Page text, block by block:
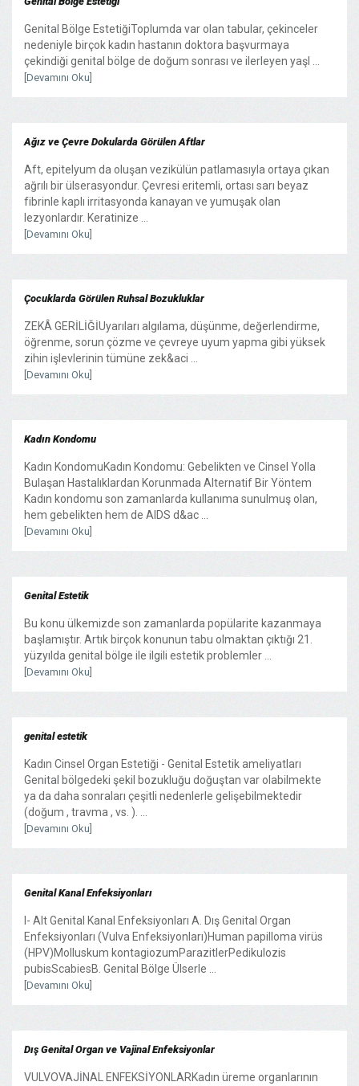
Genital Bölge EstetiğiToplumda var olan tabular, çekinceler
nedeniyle birçok kadın hastanın doktora başvurmaya
çekindiği genital bölge de doğum sonrası ve ilerleyen yaşl ...
[Devamını Oku]
Ağız ve Çevre Dokularda Görülen Aftlar
Aft, epitelyum da oluşan vezikülün patlamasıyla ortaya çıkan
ağrılı bir ülserasyondur. Çevresi eritemli, ortası sarı beyaz
fibrinle kaplı irritasyonda kanayan ve yumuşak olan
lezyonlardır. Keratinize ...
[Devamını Oku]
Çocuklarda Görülen Ruhsal Bozukluklar
ZEKÂ GERİLİĞİUyarıları algılama, düşünme, değerlendirme,
öğrenme, sorun çözme ve çevreye uyum yapma gibi yüksek
zihin işlevlerinin tümüne zek&aci ...
[Devamını Oku]
Kadın Kondomu
Kadın KondomuKadın Kondomu: Gebelikten ve Cinsel Yolla
Bulaşan Hastalıklardan Korunmada Alternatif Bir Yöntem
Kadın kondomu son zamanlarda kullanıma sunulmuş olan,
hem gebelikten hem de AIDS d&ac ...
[Devamını Oku]
Genital Estetik
Bu konu ülkemizde son zamanlarda popülarite kazanmaya
başlamıştır. Artık birçok konunun tabu olmaktan çıktığı 21.
yüzyılda genital bölge ile ilgili estetik problemler ...
[Devamını Oku]
genital estetik
Kadın Cinsel Organ Estetiği - Genital Estetik ameliyatları
Genital bölgedeki şekil bozukluğu doğuştan var olabilmekte
ya da daha sonraları çeşitli nedenlerle gelişebilmektedir
(doğum , travma , vs. ). ...
[Devamını Oku]
Genital Kanal Enfeksiyonları
I- Alt Genital Kanal Enfeksiyonları A. Dış Genital Organ
Enfeksiyonları (Vulva Enfeksiyonları)Human papilloma virüs
(HPV)Molluskum kontagiozumParazitlerPedikulozis
pubisScabiesB. Genital Bölge Ülserle ...
[Devamını Oku]
Dış Genital Organ ve Vajinal Enfeksiyonlar
VULVOVAJİNAL ENFEKSİYONLARKadın üreme organlarının